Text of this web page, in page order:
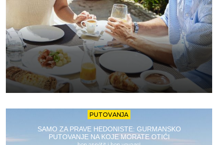
PUTOVANJA
SAMO ZA PRAVE HEDONISTE: GURMANSKO
PUTOVANJE NA KOJE MORATE OTIĆI